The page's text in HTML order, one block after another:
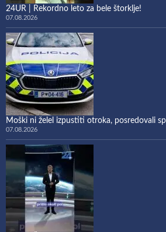
24UR | Rekordno leto za bele štorklje!
07.08.2026
Moški ni želel izpustiti otroka, posredovali
07.08.2026